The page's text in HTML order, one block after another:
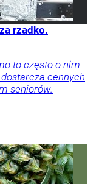
rzadko.
to często o nim
cennych
seniorów.